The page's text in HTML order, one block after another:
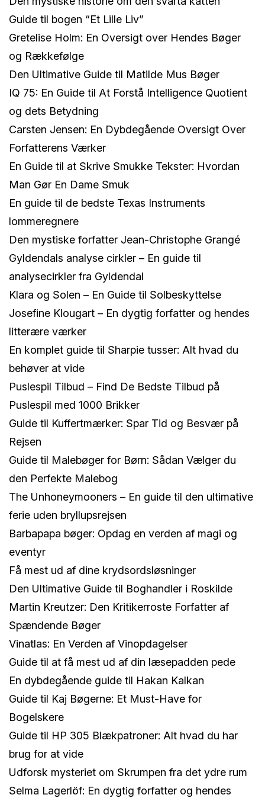
Guide til bogen “Et Lille Liv”
Gretelise Holm: En Oversigt over Hendes Bøger
og Rækkefølge
Den Ultimative Guide til Matilde Mus Bøger
IQ 75: En Guide til At Forstå Intelligence Quotient
og dets Betydning
Carsten Jensen: En Dybdegående Oversigt Over
Forfatterens Værker
En Guide til at Skrive Smukke Tekster: Hvordan
Man Gør En Dame Smuk
En guide til de bedste Texas Instruments
lommeregnere
Den mystiske forfatter Jean-Christophe Grangé
Gyldendals analyse cirkler – En guide til
analysecirkler fra Gyldendal
Klara og Solen – En Guide til Solbeskyttelse
Josefine Klougart – En dygtig forfatter og hendes
litterære værker
En komplet guide til Sharpie tusser: Alt hvad du
behøver at vide
Puslespil Tilbud – Find De Bedste Tilbud på
Puslespil med 1000 Brikker
Guide til Kuffertmærker: Spar Tid og Besvær på
Rejsen
Guide til Malebøger for Børn: Sådan Vælger du
den Perfekte Malebog
The Unhoneymooners – En guide til den ultimative
ferie uden bryllupsrejsen
Barbapapa bøger: Opdag en verden af magi og
eventyr
Få mest ud af dine krydsordsløsninger
Den Ultimative Guide til Boghandler i Roskilde
Martin Kreutzer: Den Kritikerroste Forfatter af
Spændende Bøger
Vinatlas: En Verden af Vinopdagelser
Guide til at få mest ud af din læsepadden pede
En dybdegående guide til Hakan Kalkan
Guide til Kaj Bøgerne: Et Must-Have for
Bogelskere
Guide til HP 305 Blækpatroner: Alt hvad du har
brug for at vide
Udforsk mysteriet om Skrumpen fra det ydre rum
Selma Lagerlöf: En dygtig forfatter og hendes